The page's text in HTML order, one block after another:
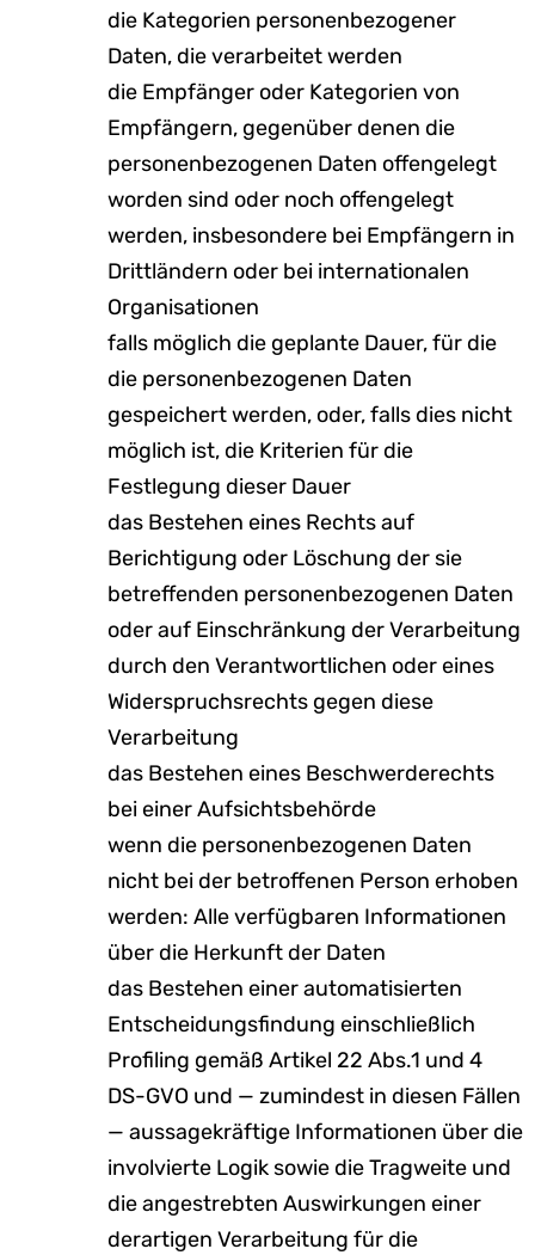
die Kategorien personenbezogener
Daten, die verarbeitet werden
die Empfänger oder Kategorien von
Empfängern, gegenüber denen die
personenbezogenen Daten offengelegt
worden sind oder noch offengelegt
werden, insbesondere bei Empfängern in
Drittländern oder bei internationalen
Organisationen
falls möglich die geplante Dauer, für die
die personenbezogenen Daten
gespeichert werden, oder, falls dies nicht
möglich ist, die Kriterien für die
Festlegung dieser Dauer
das Bestehen eines Rechts auf
Berichtigung oder Löschung der sie
betreffenden personenbezogenen Daten
oder auf Einschränkung der Verarbeitung
durch den Verantwortlichen oder eines
Widerspruchsrechts gegen diese
Verarbeitung
das Bestehen eines Beschwerderechts
bei einer Aufsichtsbehörde
wenn die personenbezogenen Daten
nicht bei der betroffenen Person erhoben
werden: Alle verfügbaren Informationen
über die Herkunft der Daten
das Bestehen einer automatisierten
Entscheidungsfindung einschließlich
Profiling gemäß Artikel 22 Abs.1 und 4
DS-GVO und — zumindest in diesen Fällen
— aussagekräftige Informationen über die
involvierte Logik sowie die Tragweite und
die angestrebten Auswirkungen einer
derartigen Verarbeitung für die